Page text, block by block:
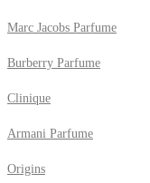
Marc Jacobs Parfume
Burberry Parfume
Clinique
Armani Parfume
Origins